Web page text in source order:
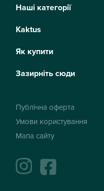
Наші категорії
Kaktus
Як купити
Зазирніть сюди
Публічна оферта
Умови користування
Мапа сайту
instagramfacebook